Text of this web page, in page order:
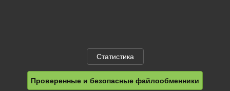
Статистика
Проверенные и безопасные файлообменники